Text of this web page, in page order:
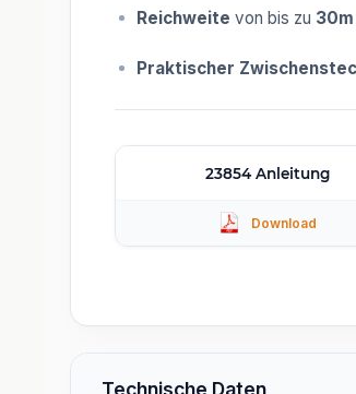
Reichweite von bis zu 30m
Praktischer
23854 Anleitung
Technische Daten